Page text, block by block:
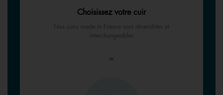
Choisissez votre cuir
Nos cuirs made in France sont réversibles et
interchangeables
=